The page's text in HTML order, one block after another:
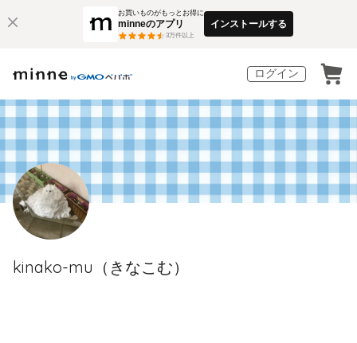
お買いものがもっとお得に
minneのアプリ
3万件以上
インストールする
ログイン
kinako-mu（きなこむ）